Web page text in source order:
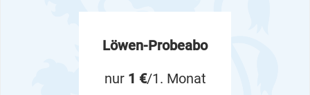
Löwen-Probeabo
nur 1 €/1. Monat